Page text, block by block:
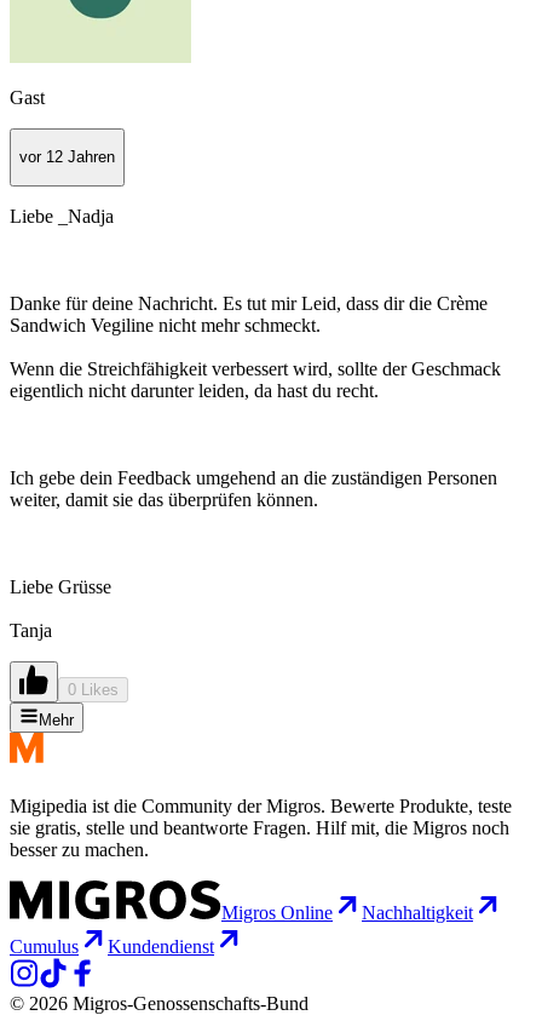
Gast
vor 12 Jahren
Liebe _Nadja
Danke für deine Nachricht. Es tut mir Leid, dass dir die Crème
Sandwich Vegiline nicht mehr schmeckt.
Wenn die Streichfähigkeit verbessert wird, sollte der Geschmack
eigentlich nicht darunter leiden, da hast du recht.
Ich gebe dein Feedback umgehend an die zuständigen Personen
weiter, damit sie das überprüfen können.
Liebe Grüsse
Tanja
0 Likes
Mehr
Migipedia ist die Community der Migros. Bewerte Produkte, teste
sie gratis, stelle und beantworte Fragen. Hilf mit, die Migros noch
besser zu machen.
Migros Online
Nachhaltigkeit
Cumulus
Kundendienst
© 2026 Migros-Genossenschafts-Bund